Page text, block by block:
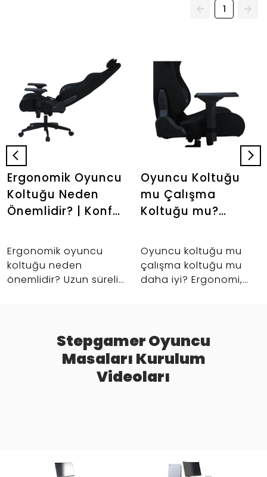
1
Ergonomik Oyuncu
Koltuğu Neden
Önemlidir? | Konfor
Stepgamer
Ergonomik oyuncu
koltuğu neden
önemlidir? Uzun süreli
verimli setup için
rehberi inceleyin.
Oyuncu Koltuğu
mu Çalışma
Koltuğu mu?
Mantıklı? |
Stepgamer
Oyuncu koltuğu mu
çalışma koltuğu mu
daha iyi? Ergonomi,
koltuk seçimi rehberi.
Stepgamer Oyuncu
Masaları Kurulum
Videoları